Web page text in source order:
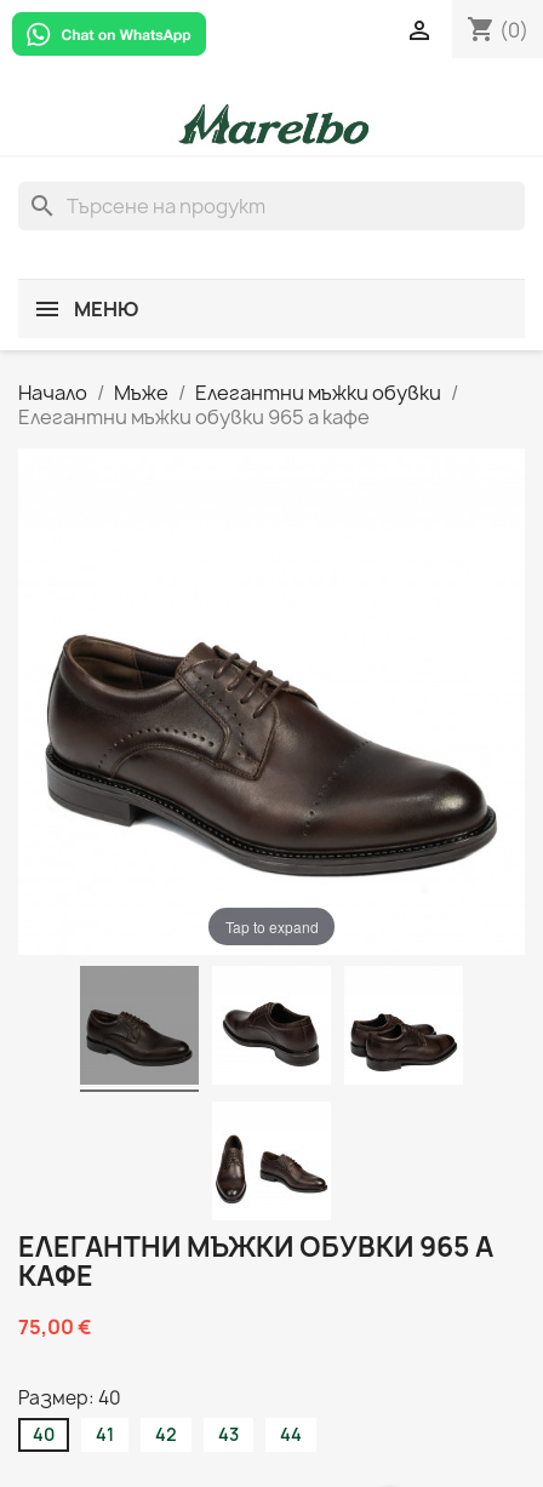
shopping_cart (0)

search
МЕНЮ
Начало Мъже
Елегантни мъжки обувки
Елегантни мъжки обувки 965 а кафе
Tap to expand
ЕЛЕГАНТНИ МЪЖКИ ОБУВКИ 965 А
КАФЕ
75,00 €
Размер: 40
40 41 42 43 44